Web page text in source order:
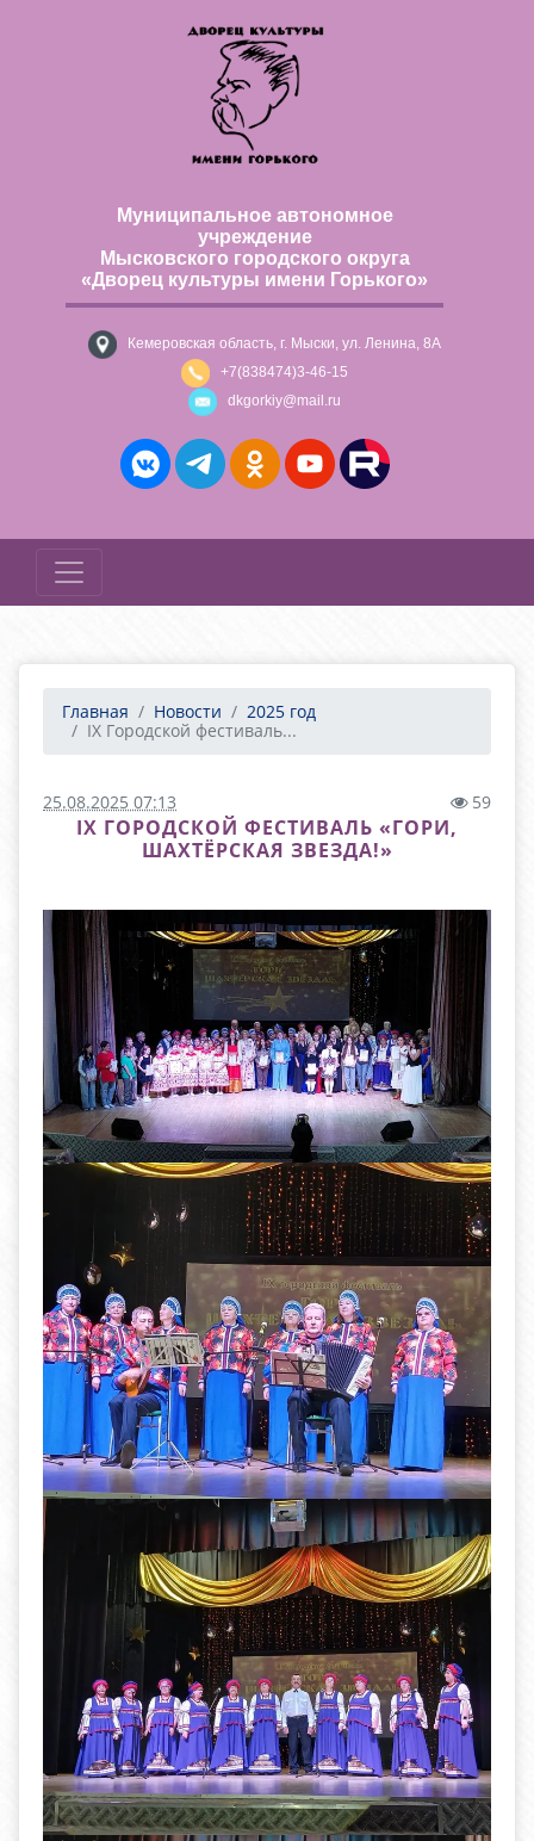
Муниципальное автономное
учреждение
Мысковского городского округа
«Дворец культуры имени Горького»
Кемеровская область, г. Мыски, ул. Ленина, 8А
+7(838474)3-46-15
dkgorkiy@mail.ru
Главная Новости
2025 год
IX Городской фестиваль...
25.08.2025 07:13 59
IX ГОРОДСКОЙ ФЕСТИВАЛЬ «ГОРИ,
ШАХТЁРСКАЯ ЗВЕЗДА!»